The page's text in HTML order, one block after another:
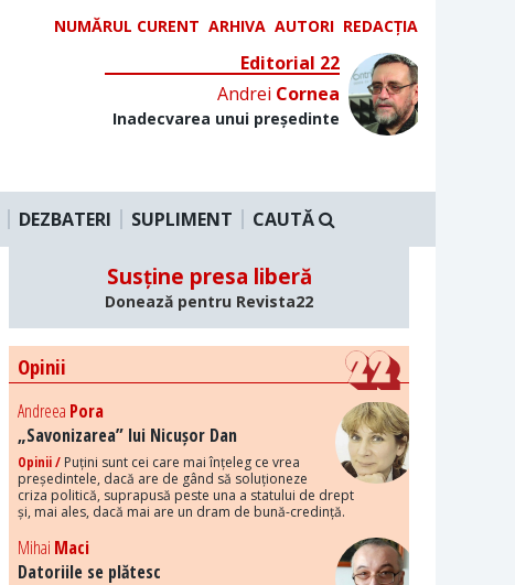
NUMĂRUL CURENT ARHIVA AUTORI REDACȚIA
Editorial 22
Andrei Cornea
Inadecvarea unui președinte
DEZBATERI SUPLIMENT CAUTĂ
Susține presa liberă
Donează pentru Revista22
Opinii
Andreea Pora
„Savonizarea” lui Nicușor Dan
Opinii / Puțini sunt cei care mai înțeleg ce vrea
președintele, dacă are de gând să soluționeze
criza politică, suprapusă peste una a statului de drept
și, mai ales, dacă mai are un dram de bună-credință.
Mihai Maci
Datoriile se plătesc